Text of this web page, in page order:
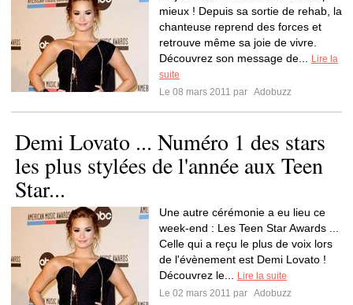
mieux ! Depuis sa sortie de rehab, la
chanteuse reprend des forces et
retrouve même sa joie de vivre.
Découvrez son message de...
Lire la
suite
Le 08 mars 2011 par Adobuzz
Demi Lovato ... Numéro 1 des stars
les plus stylées de l'année aux Teen
Star...
Une autre cérémonie a eu lieu ce
week-end : Les Teen Star Awards ...
Celle qui a reçu le plus de voix lors
de l'évènement est Demi Lovato !
Découvrez le...
Lire la suite
Le 02 mars 2011 par Adobuzz